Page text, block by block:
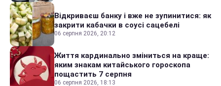
Відкриваєш банку і вже не зупинитися: як
закрити кабачки в соусі сацебелі
06 серпня 2026, 20:12
Життя кардинально зміниться на краще:
яким знакам китайського гороскопа
пощастить 7 серпня
06 серпня 2026, 18:13